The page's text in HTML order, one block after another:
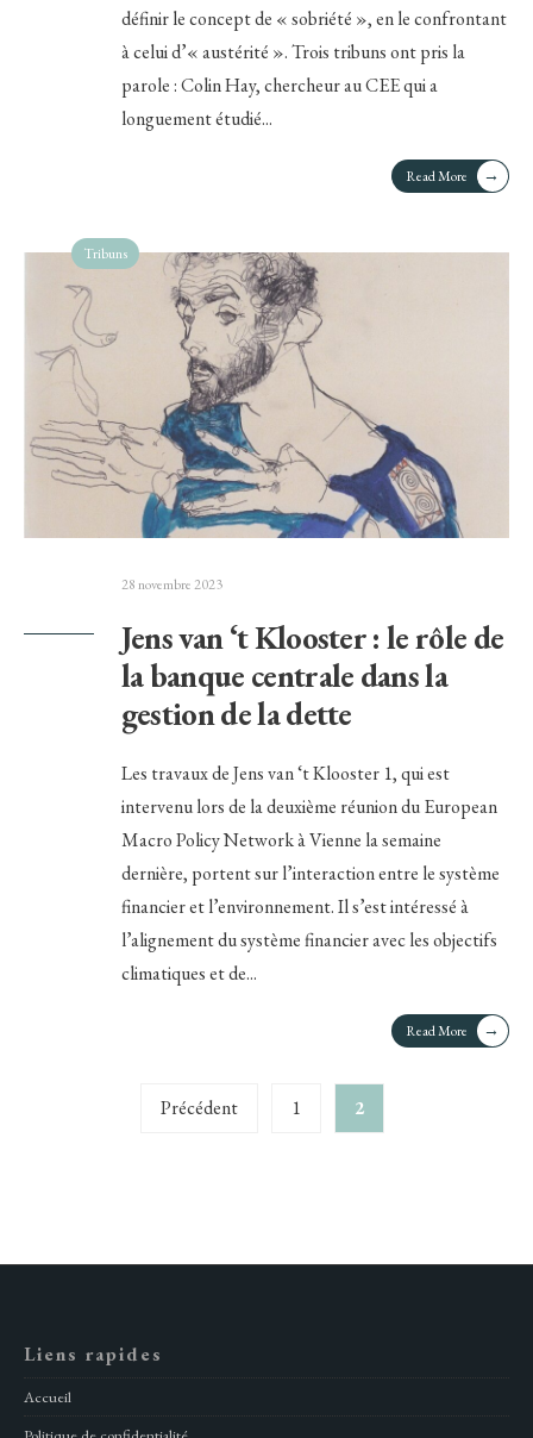
définir le concept de « sobriété », en le confrontant
à celui d’« austérité ». Trois tribuns ont pris la
parole : Colin Hay, chercheur au CEE qui a
longuement étudié...
Read More →
Tribuns
28 novembre 2023
Jens van ‘t Klooster : le rôle de
la banque centrale dans la
gestion de la dette
Les travaux de Jens van ‘t Klooster 1, qui est
intervenu lors de la deuxième réunion du European
Macro Policy Network à Vienne la semaine
dernière, portent sur l’interaction entre le système
financier et l’environnement. Il s’est intéressé à
l’alignement du système financier avec les objectifs
climatiques et de...
Read More →
Pagination
Précédent 1 2
Liens rapides
Accueil